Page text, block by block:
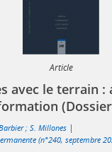
Article
avec le terrain :
; S. Millones |
(n°240, septembre